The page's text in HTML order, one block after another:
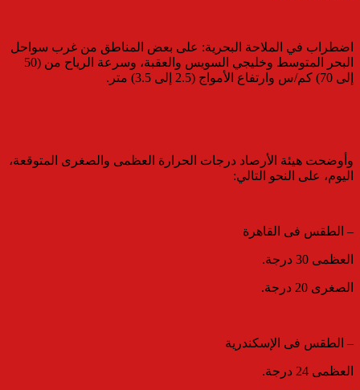
​اضطراب في الملاحة البحرية: على بعض المناطق من غرب سواحل
البحر المتوسط وخليجي السويس والعقبة، وسرعة الرياح من (50
إلى 70) كم/س وارتفاع الأمواج (2.5 إلى 3.5) متر.
وأوضحت هيئة الأرصاد درجات الحرارة العظمى والصغرى المتوقعة،
اليوم، على النحو التالي:
– الطقس فى القاهرة
العظمى 30 درجة.
الصغرى 20 درجة.
– الطقس فى الإسكندرية
العظمى 24 درجة.